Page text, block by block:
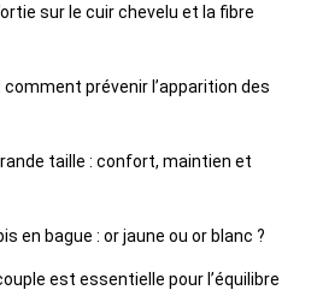
sur le cuir chevelu et la fibre
prévenir l’apparition des
taille : confort, maintien et
en bague : or jaune ou or blanc ?
est essentielle pour l’équilibre